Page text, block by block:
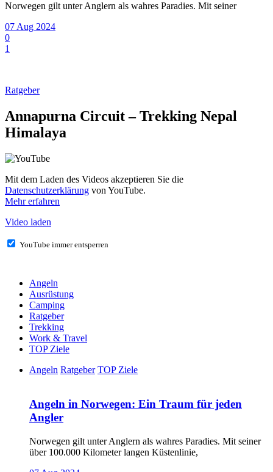
Norwegen gilt unter Anglern als wahres Paradies. Mit seiner
07 Aug 2024
0
1
Ratgeber
Annapurna Circuit – Trekking Nepal
Himalaya
Mit dem Laden des Videos akzeptieren Sie die
Datenschutzerklärung von YouTube.
Mehr erfahren
Video laden
YouTube immer entsperren
Angeln
Ausrüstung
Camping
Ratgeber
Trekking
Work & Travel
TOP Ziele
Angeln Ratgeber TOP Ziele
Angeln in Norwegen: Ein Traum für jeden
Angler
Norwegen gilt unter Anglern als wahres Paradies. Mit seiner
über 100.000 Kilometer langen Küstenlinie,